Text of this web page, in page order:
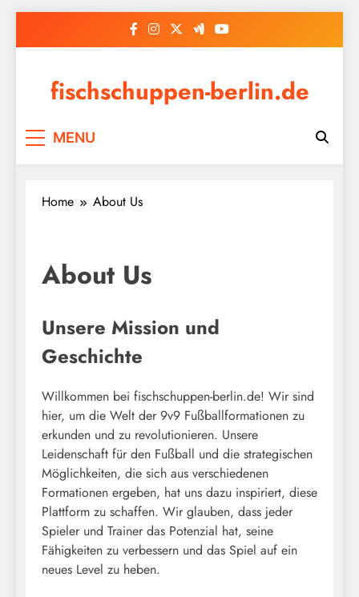
fischschuppen-berlin.de
MENU
Home About Us
About Us
Unsere Mission und
Geschichte
Willkommen bei fischschuppen-berlin.de! Wir sind
hier, um die Welt der 9v9 Fußballformationen zu
erkunden und zu revolutionieren. Unsere
Leidenschaft für den Fußball und die strategischen
Möglichkeiten, die sich aus verschiedenen
Formationen ergeben, hat uns dazu inspiriert, diese
Plattform zu schaffen. Wir glauben, dass jeder
Spieler und Trainer das Potenzial hat, seine
Fähigkeiten zu verbessern und das Spiel auf ein
neues Level zu heben.